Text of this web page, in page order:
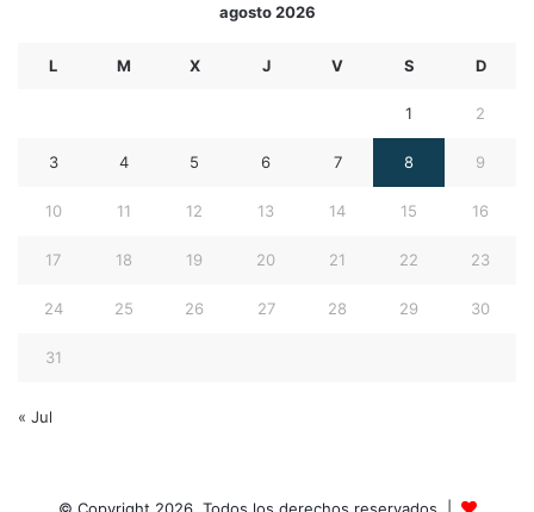
agosto 2026
L M X J V S D
1 2
3 4 5 6 7 8 9
10 11 12 13 14 15 16
17 18 19 20 21 22 23
24 25 26 27 28 29 30
31
« Jul